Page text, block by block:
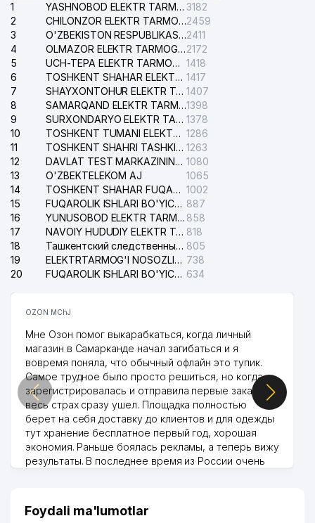
1
YASHNOBOD ELEKTR TARMOG'I NOSOZLIKLARI XIZMATI 3182
2
CHILONZOR ELEKTR TARMOG'I NOSOZLIK XIZMATI2459
3
O'ZBEKISTON RESPUBLIKASI BOSH PROKURATURASI ISHONCH TELEFONI2411
4
OLMAZOR ELEKTR TARMOG'I NOSOZLIKLARI XIZMATI2172
5
UCH-TEPA ELEKTR TARMOG'I NOSOZLIKLARI XIZMATI 1418
6
TOSHKENT SHAHAR ELEKTR TARMOQLARI KORXONASI AJ 1417
7
SHAYXONTOHUR ELEKTR TARMOG'I NOSOZLIKLARINI TUZATISH XIZMATI 1407
8
SAMARQAND ELEKTR TARMOQLARI AJ1398
9
SURXONDARYO ELEKTR TARMOQLARI AJ 1378
10
TOSHKENT TUMANI ELEKTR TARMOG'I AVARIYA XIZMATI 1286
11
TOSHKENT SHAHRI TASHKILOT TELEFONLARI HAQIDA MA'LUMOT BYUROSI 1263
12
DAVLAT TEST MARKAZINING ISHONCH TELEFONLARI 1080
13
O'ZBEKTELEKOM AJ
1065
14
TOSHKENT SHAHAR FUQAROLIK ISHLARI BO'YICHA SUDI 1002
15
FUQAROLIK ISHLARI BO'YICHA YAKKASAROY TUMANLARARO SUDI 887
16
YUNUSOBOD ELEKTR TARMOG'I NOSOZLIKLARI XIZMATI 858
17
NAVOIY HUDUDIY ELEKTR TARMOQLARI KORXONASI AJ 818
18
Ташкентский следственный изолятор 805
19
ELEKTRTARMOG'I NOSOZLIKLARINI TO'ZATISH SERGELI XIZMATI 738
20
FUQAROLIK ISHLARI BO'YICHA UCH-TEPA TUMANI SUDI 634
OZON MChJ
Мне Озон помог выкарабкаться, когда личный
магазин в Самарканде начал загибаться и я
вовремя поняла, что обычный офлайн это тупик.
Самое трудное было просто решиться, но когда
зарегистрировалась и отправила первые заказы,
весь страх сразу ушел. Площадка полностью
берет на себя доставку до клиентов и для одежды
тут хранение бесплатное первый год, хорошая
экономия. Раньше боялась рекламы, а теперь вижу
результаты. В последнее время из России очень
дальше развиваюсь потихоньку😊
Hamida 03.08.2026 12:45:39
Foydali ma'lumotlar